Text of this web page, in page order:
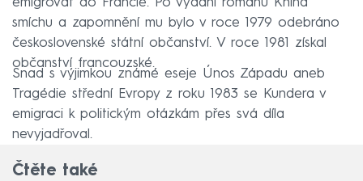
emigrovat do Francie. Po vydání románu Kniha
smíchu a zapomnění mu bylo v roce 1979 odebráno
československé státní občanství. V roce 1981 získal
občanství francouzské.
Snad s výjimkou známé eseje Únos Západu aneb
Tragédie střední Evropy z roku 1983 se Kundera v
emigraci k politickým otázkám přes svá díla
nevyjadřoval.
Čtěte také